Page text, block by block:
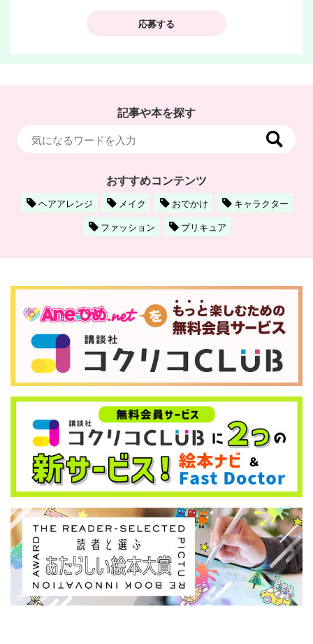
応募する
記事や本を探す
おすすめコンテンツ
ヘアアレンジ メイク おでかけ
キャラクター
ファッション
プリキュア